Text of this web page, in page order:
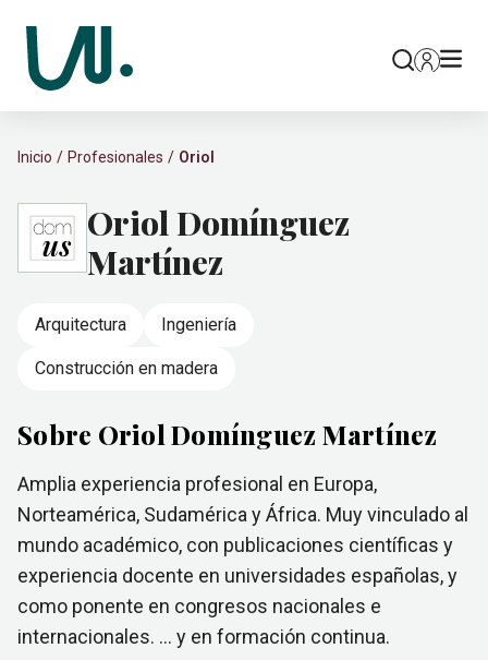
Inicio Profesionales Oriol
Oriol Domínguez
Martínez
Arquitectura Ingeniería
Construcción en madera
Sobre Oriol Domínguez Martínez
Amplia experiencia profesional en Europa,
Norteamérica, Sudamérica y África. Muy vinculado al
mundo académico, con publicaciones científicas y
experiencia docente en universidades españolas, y
como ponente en congresos nacionales e
internacionales. … y en formación continua.